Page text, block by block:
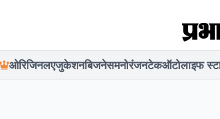
ओरिजिनलएजुकेशनबिजनेसमनोरंजनटेकऑटोलाइफ